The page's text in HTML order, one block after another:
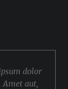
dolor
Amet aut,